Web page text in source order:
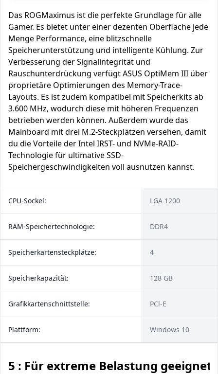
Das ROGMaximus ist die perfekte Grundlage für alle
Gamer. Es bietet unter einer dezenten Oberfläche jede
Menge Performance, eine blitzschnelle
Speicherunterstützung und intelligente Kühlung. Zur
Verbesserung der Signalintegrität und
Rauschunterdrückung verfügt ASUS OptiMem III über
proprietäre Optimierungen des Memory-Trace-
Layouts. Es ist zudem kompatibel mit Speicherkits ab
3.600 MHz, wodurch diese mit höheren Frequenzen
betrieben werden können. Außerdem wurde das
Mainboard mit drei M.2-Steckplätzen versehen, damit
du die Vorteile der Intel IRST- und NVMe-RAID-
Technologie für ultimative SSD-
Speichergeschwindigkeiten voll ausnutzen kannst.
CPU-Sockel: LGA 1200
RAM-Speichertechnologie: DDR4
Speicherkartensteckplätze: 4
Speicherkapazität: 128 GB
Grafikkartenschnittstelle: PCl-E
Plattform: Windows 10
5 : Für extreme Belastung geeignet